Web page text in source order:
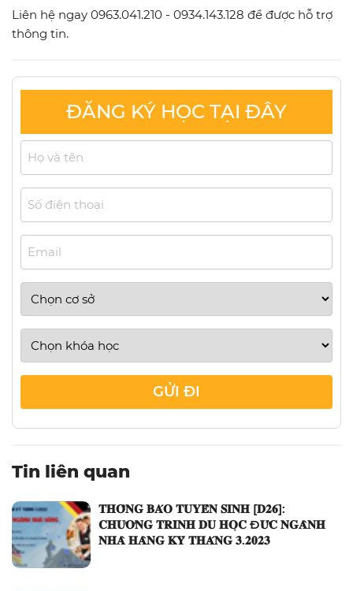
Liên hệ ngay 0963.041.210 - 0934.143.128 để được hỗ trợ
thông tin.
ĐĂNG KÝ HỌC TẠI ĐÂY
GỬI ĐI
Tin liên quan
𝐓𝐇𝐎̂𝐍𝐆 𝐁𝐀́𝐎 𝐓𝐔𝐘𝐄̂̉𝐍 𝐒𝐈𝐍𝐇 [𝐃𝟐𝟔]:
𝐂𝐇𝐔̛𝐎̛𝐍𝐆 𝐓𝐑𝐈̀𝐍𝐇 𝐃𝐔 𝐇𝐎̣𝐂 Đ𝐔̛́𝐂 𝐍𝐆𝐀̀𝐍𝐇
𝐍𝐇𝐀̀ 𝐇𝐀̀𝐍𝐆 𝐊𝐘̀ 𝐓𝐇𝐀́𝐍𝐆 𝟑.𝟐𝟎𝟐𝟑